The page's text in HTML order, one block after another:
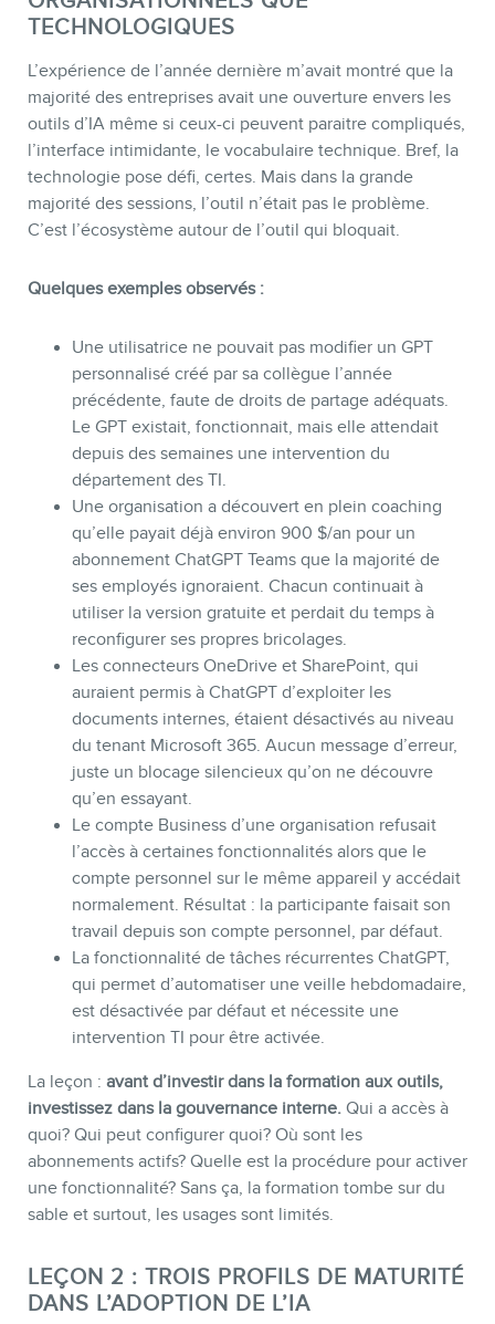
BLOGUE
CONTACT
MEMBRES
TECHNOLOGIQUES
L’expérience de l’année dernière m’avait montré que la
majorité des entreprises avait une ouverture envers les
outils d’IA même si ceux-ci peuvent paraitre compliqués,
l’interface intimidante, le vocabulaire technique. Bref, la
technologie pose défi, certes. Mais dans la grande
majorité des sessions, l’outil n’était pas le problème.
C’est l’écosystème autour de l’outil qui bloquait.
Quelques exemples observés :
Une utilisatrice ne pouvait pas modifier un GPT
personnalisé créé par sa collègue l’année
précédente, faute de droits de partage adéquats.
Le GPT existait, fonctionnait, mais elle attendait
depuis des semaines une intervention du
département des TI.
Une organisation a découvert en plein coaching
qu’elle payait déjà environ 900 $/an pour un
abonnement ChatGPT Teams que la majorité de
ses employés ignoraient. Chacun continuait à
utiliser la version gratuite et perdait du temps à
reconfigurer ses propres bricolages.
Les connecteurs OneDrive et SharePoint, qui
auraient permis à ChatGPT d’exploiter les
documents internes, étaient désactivés au niveau
du tenant Microsoft 365. Aucun message d’erreur,
juste un blocage silencieux qu’on ne découvre
qu’en essayant.
Le compte Business d’une organisation refusait
l’accès à certaines fonctionnalités alors que le
compte personnel sur le même appareil y accédait
normalement. Résultat : la participante faisait son
travail depuis son compte personnel, par défaut.
La fonctionnalité de tâches récurrentes ChatGPT,
qui permet d’automatiser une veille hebdomadaire,
est désactivée par défaut et nécessite une
intervention TI pour être activée.
La leçon : avant d’investir dans la formation aux outils,
investissez dans la gouvernance interne. Qui a accès à
quoi? Qui peut configurer quoi? Où sont les
abonnements actifs? Quelle est la procédure pour activer
une fonctionnalité? Sans ça, la formation tombe sur du
sable et surtout, les usages sont limités.
LEÇON 2 : TROIS PROFILS DE MATURITÉ
DANS L’ADOPTION DE L’IA